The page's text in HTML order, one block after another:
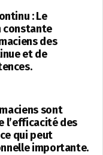
: Le
constante
des
et de
sont
l’efficacité des
qui peut
importante.